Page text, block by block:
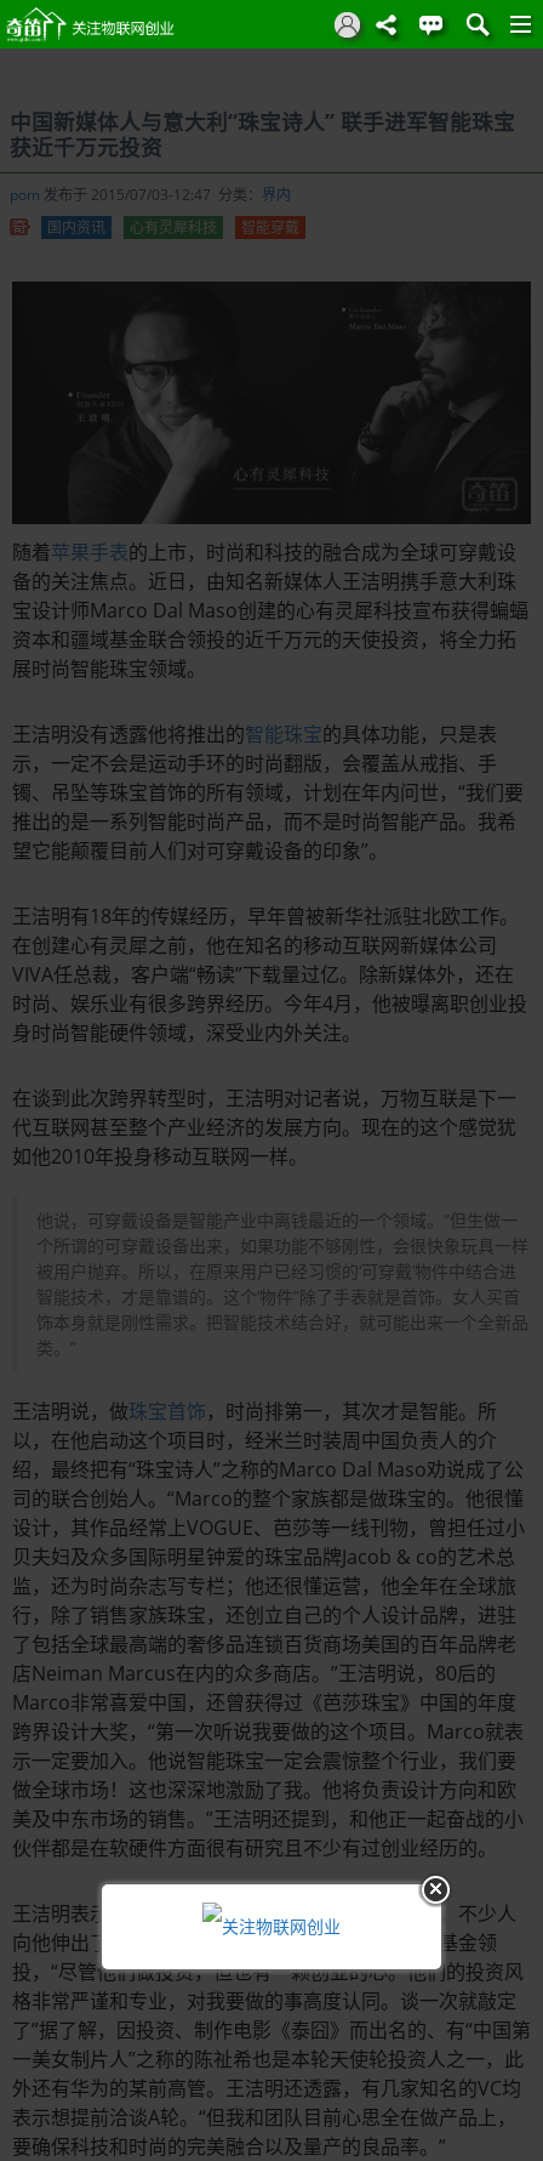
中国新媒体人与意大利“珠宝诗人” 联手进军智能珠宝
获近千万元投资
pom 发布于 2015/07/03-12:47 分类： 界内
国内资讯
心有灵犀科技 智能穿戴
随着苹果手表的上市，时尚和科技的融合成为全球可穿戴设
备的关注焦点。近日，由知名新媒体人王洁明携手意大利珠
宝设计师Marco Dal Maso创建的心有灵犀科技宣布获得蝙蝠
资本和疆域基金联合领投的近千万元的天使投资，将全力拓
展时尚智能珠宝领域。
王洁明没有透露他将推出的智能珠宝的具体功能，只是表
示，一定不会是运动手环的时尚翻版，会覆盖从戒指、手
镯、吊坠等珠宝首饰的所有领域，计划在年内问世，“我们要
推出的是一系列智能时尚产品，而不是时尚智能产品。我希
望它能颠覆目前人们对可穿戴设备的印象”。
王洁明有18年的传媒经历，早年曾被新华社派驻北欧工作。
在创建心有灵犀之前，他在知名的移动互联网新媒体公司
VIVA任总裁，客户端“畅读”下载量过亿。除新媒体外，还在
时尚、娱乐业有很多跨界经历。今年4月，他被曝离职创业投
身时尚智能硬件领域，深受业内外关注。
在谈到此次跨界转型时，王洁明对记者说，万物互联是下一
代互联网甚至整个产业经济的发展方向。现在的这个感觉犹
如他2010年投身移动互联网一样。
他说，可穿戴设备是智能产业中离钱最近的一个领域。“但生做一
个所谓的可穿戴设备出来，如果功能不够刚性，会很快象玩具一样
被用户抛弃。所以，在原来用户已经习惯的‘可穿戴’物件中结合进
智能技术，才是靠谱的。这个‘物件”除了手表就是首饰。女人买首
饰本身就是刚性需求。把智能技术结合好，就可能出来一个全新品
类。”
王洁明说，做珠宝首饰，时尚排第一，其次才是智能。所
以，在他启动这个项目时，经米兰时装周中国负责人的介
绍，最终把有“珠宝诗人”之称的Marco Dal Maso劝说成了公
司的联合创始人。“Marco的整个家族都是做珠宝的。他很懂
设计，其作品经常上VOGUE、芭莎等一线刊物，曾担任过小
贝夫妇及众多国际明星钟爱的珠宝品牌Jacob & co的艺术总
监，还为时尚杂志写专栏；他还很懂运营，他全年在全球旅
行，除了销售家族珠宝，还创立自己的个人设计品牌，进驻
了包括全球最高端的奢侈品连锁百货商场美国的百年品牌老
店Neiman Marcus在内的众多商店。”王洁明说，80后的
Marco非常喜爱中国，还曾获得过《芭莎珠宝》中国的年度
跨界设计大奖，“第一次听说我要做的这个项目。Marco就表
示一定要加入。他说智能珠宝一定会震惊整个行业，我们要
做全球市场！这也深深地激励了我。他将负责设计方向和欧
美及中东市场的销售。”王洁明还提到，和他正一起奋战的小
伙伴都是在软硬件方面很有研究且不少有过创业经历的。
王洁明表示非常感谢投资圈朋友的信任。他辞职后，不少人
向他伸出了橄榄枝。最终他选定了蝙蝠资本和疆域基金领
投，“尽管他们做投资，但也有一颗创业的心。他们的投资风
格非常严谨和专业，对我要做的事高度认同。谈一次就敲定
了”据了解，因投资、制作电影《泰囧》而出名的、有“中国第
一美女制片人”之称的陈祉希也是本轮天使轮投资人之一，此
外还有华为的某前高管。王洁明还透露，有几家知名的VC均
表示想提前洽谈A轮。“但我和团队目前心思全在做产品上，
要确保科技和时尚的完美融合以及量产的良品率。”